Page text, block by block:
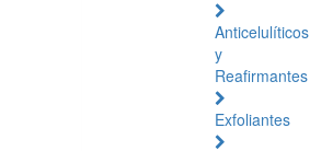
Anticelulíticos
y
Reafirmantes
Exfoliantes